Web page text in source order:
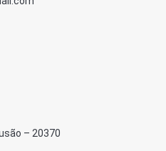
– 20370